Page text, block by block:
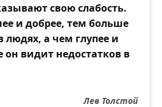
свою слабость.
и добрее, тем больше
людях, а чем глупее и
он видит недостатков в
Лев Толстой